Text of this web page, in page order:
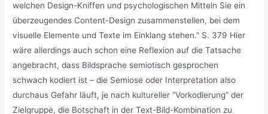
welchen Design-Kniffen und psychologischen Mitteln Sie ein
überzeugendes Content-Design zusammenstellen, bei dem
visuelle Elemente und Texte im Einklang stehen.” S. 379 Hier
wäre allerdings auch schon eine Reflexion auf die Tatsache
angebracht, dass Bildsprache semiotisch gesprochen
schwach kodiert ist – die Semiose oder Interpretation also
durchaus Gefahr läuft, je nach kultureller “Vorkodierung” der
Zielgruppe, die Botschaft in der Text-Bild-Kombination zu